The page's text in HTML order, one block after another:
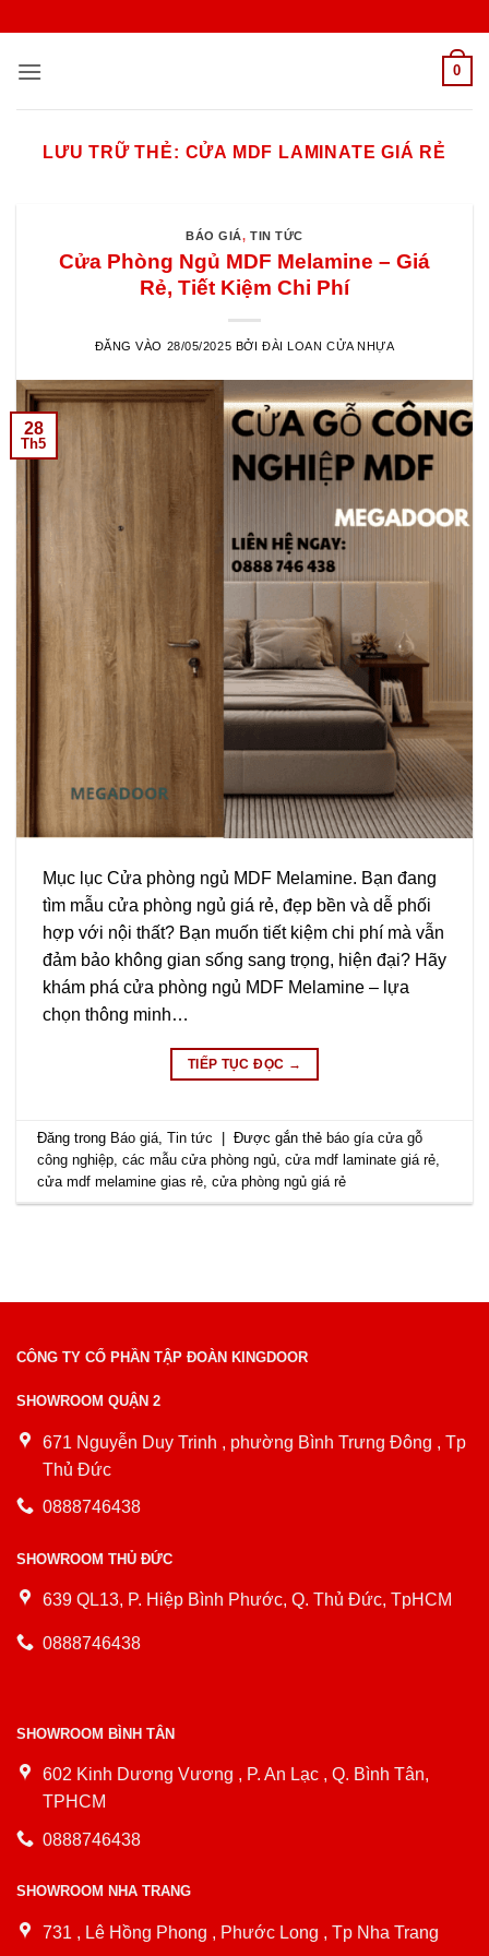
nội
0
LƯU TRỮ THẺ: CỬA MDF LAMINATE GIÁ RẺ
BÁO GIÁ,TIN TỨC
Cửa Phòng Ngủ MDF Melamine – Giá
Rẻ, Tiết Kiệm Chi Phí
ĐĂNG VÀO 28/05/2025 BỞI ĐÀI LOAN CỬA NHỰA
28
Th5
Mục lục Cửa phòng ngủ MDF Melamine. Bạn đang
tìm mẫu cửa phòng ngủ giá rẻ, đẹp bền và dễ phối
hợp với nội thất? Bạn muốn tiết kiệm chi phí mà vẫn
đảm bảo không gian sống sang trọng, hiện đại? Hãy
khám phá cửa phòng ngủ MDF Melamine – lựa
chọn thông minh…
TIẾP TỤC ĐỌC →
Đăng trong Báo giá,Tin tức Được gắn thẻ báo gía cửa gỗ
công nghiệp,các mẫu cửa phòng ngủ,cửa mdf laminate giá rẻ,
cửa mdf melamine gias rẻ,cửa phòng ngủ giá rẻ
CÔNG TY CỔ PHẦN TẬP ĐOÀN KINGDOOR
SHOWROOM QUẬN 2
671 Nguyễn Duy Trinh , phường Bình Trưng Đông , Tp
Thủ Đức
0888746438
SHOWROOM THỦ ĐỨC
639 QL13, P. Hiệp Bình Phước, Q. Thủ Đức, TpHCM
0888746438
SHOWROOM BÌNH TÂN
602 Kinh Dương Vương , P. An Lạc , Q. Bình Tân,
TPHCM
0888746438
SHOWROOM NHA TRANG
731 , Lê Hồng Phong , Phước Long , Tp Nha Trang